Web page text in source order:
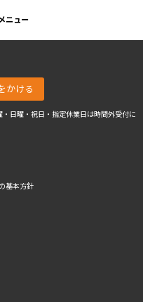
ニュー
かける
日曜・祝日・指定休業日は時間外受付に
基本方針